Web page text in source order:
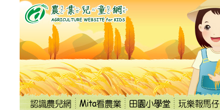
到
要
內
容
區
塊